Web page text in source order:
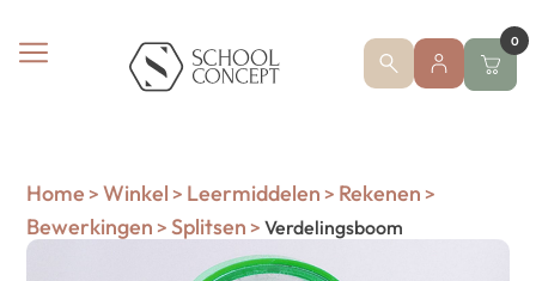
0
Home > Winkel > Leermiddelen > Rekenen >
Bewerkingen > Splitsen > Verdelingsboom